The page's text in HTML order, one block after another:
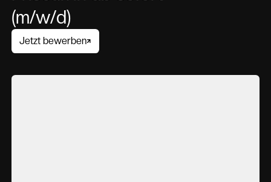
(m/w/d)
Jetzt bewerben